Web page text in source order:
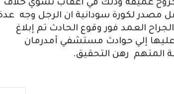
عميقة وذلك في أعقاب نشوي خلاف
مصدر لكورة سودانية ان الرجل وجه
العمد فور وقوع الحادث تم إبلاغ
المجني عليها إلي حوادث مستشفي أمدرمان
المتهم رهن التحقيق.